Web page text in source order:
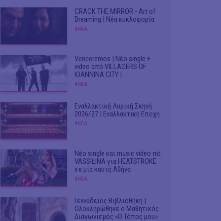
CRACK THE MIRROR - Art of
Dreaming | Νέα κυκλοφορία
#ΝΕΑ
Venceremos | Νέο single +
video από VILLAGERS OF
IOANNINA CITY |
#ΝΕΑ
Εναλλακτική Λυρική Σκηνή
2026/27 | Εναλλακτική Εποχή
#ΝΕΑ
Νέο single και music video πό
VASSIŁINA για HEATSTROKE
σε μία καυτή Αθήνα
#ΝΕΑ
Γεννάδειος Βιβλιοθήκη |
Ολοκληρώθηκε ο Μαθητικός
Διαγωνισμός «Ο Τόπος μου»